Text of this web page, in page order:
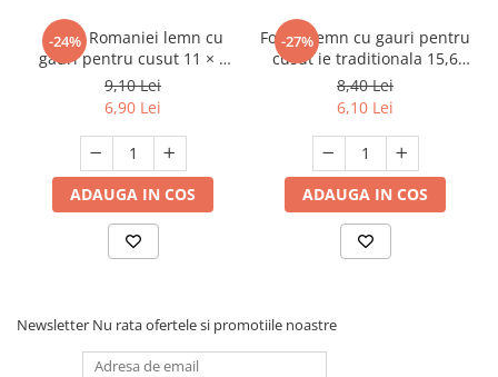
-24%
Harta Romaniei lemn cu
gauri pentru cusut 11 × 8
cm
9,10 Lei
6,90 Lei
ADAUGA IN COS
-27%
Forme lemn cu gauri pentru
cusut ie traditionala 15,6
cm
8,40 Lei
6,10 Lei
ADAUGA IN COS
Newsletter Nu rata ofertele si promotiile noastre